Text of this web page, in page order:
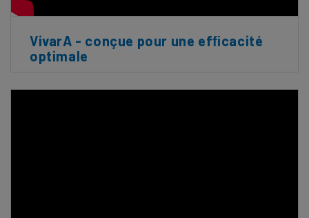
VivarA - conçue pour une efﬁcacité
optimale